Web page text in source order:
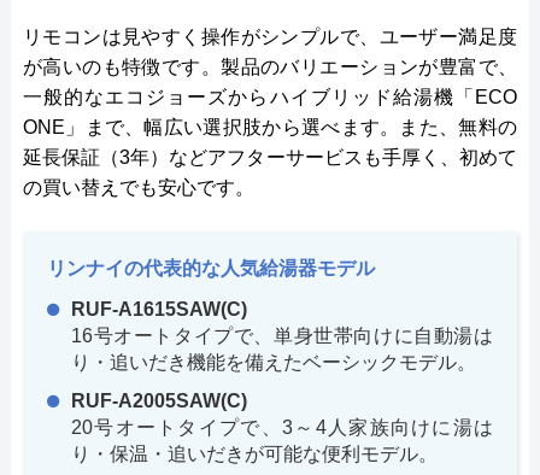
リモコンは見やすく操作がシンプルで、ユーザー満足度
が高いのも特徴です。製品のバリエーションが豊富で、
一般的なエコジョーズからハイブリッド給湯機「ECO
ONE」まで、幅広い選択肢から選べます。また、無料の
延長保証（3年）などアフターサービスも手厚く、初めて
の買い替えでも安心です。
リンナイの代表的な人気給湯器モデル
RUF-A1615SAW(C)
16号オートタイプで、単身世帯向けに自動湯は
り・追いだき機能を備えたベーシックモデル。
RUF-A2005SAW(C)
20号オートタイプで、3～4人家族向けに湯は
り・保温・追いだきが可能な便利モデル。